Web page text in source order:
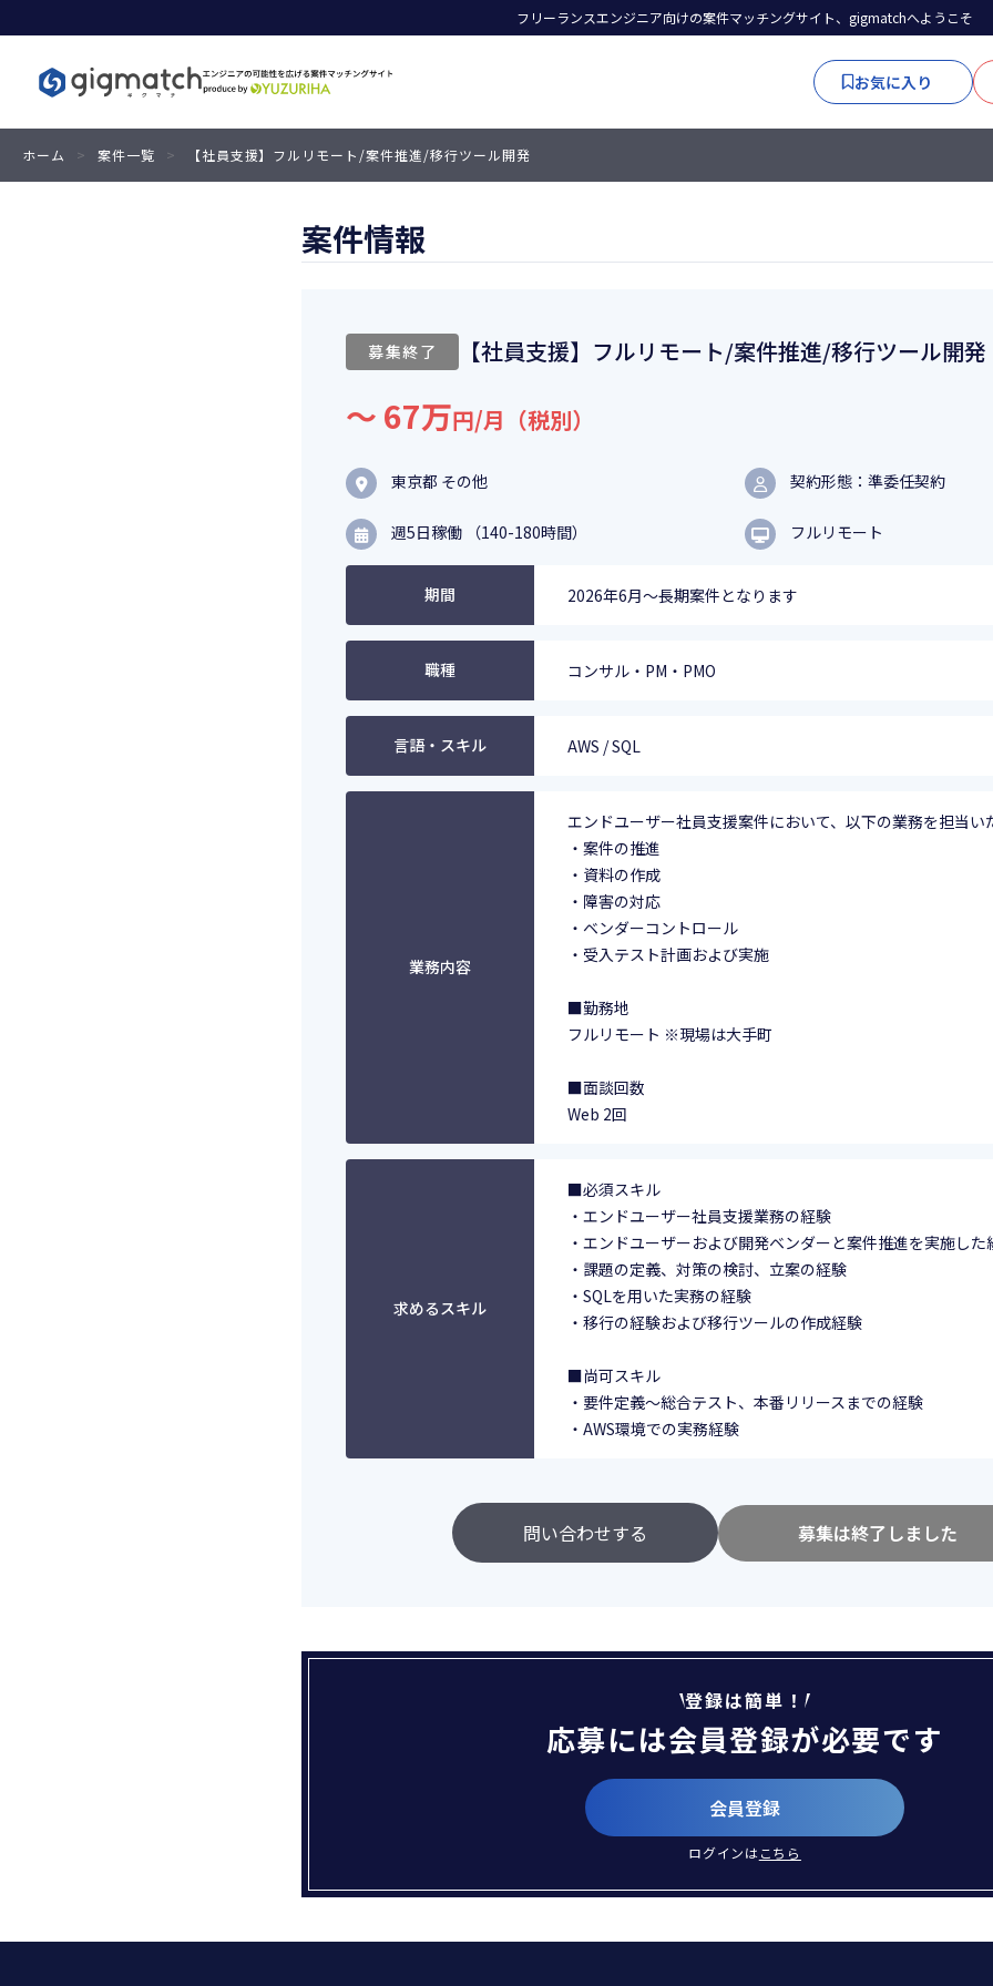
フリーランスエンジニア向けの案件マッチングサイト、gigmatchへようこそ
お気に入り
ホーム > 案件一覧 > 【社員支援】フルリモート/案件推進/移行ツール開発
案件情報
募集終了 【社員支援】フルリモート/案件推進/移行ツール開発
〜 67万円/月（税別）
東京都 その他 契約形態：準委任契約
週5日稼働 （140-180時間） フルリモート
期間 2026年6月～長期案件となります
職種 コンサル・PM・PMO
言語・スキル AWS / SQL
業務内容
エンドユーザー社員支援案件において、以下の業務を担当い
・案件の推進
・資料の作成
・障害の対応
・ベンダーコントロール
・受入テスト計画および実施
■勤務地
フルリモート ※現場は大手町
■面談回数
Web 2回
求めるスキル
■必須スキル
・エンドユーザー社員支援業務の経験
・エンドユーザーおよび開発ベンダーと案件推進を実施した
・課題の定義、対策の検討、立案の経験
・SQLを用いた実務の経験
・移行の経験および移行ツールの作成経験
■尚可スキル
・要件定義～総合テスト、本番リリースまでの経験
・AWS環境での実務経験
問い合わせする 募集は終了しました
登録は簡単！
応募には会員登録が必要です
会員登録
ログインはこちら